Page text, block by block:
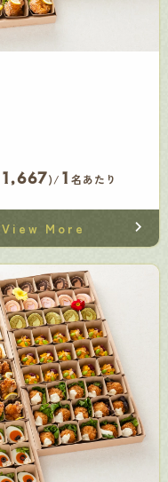
1,667)/ 1 名あたり
View More